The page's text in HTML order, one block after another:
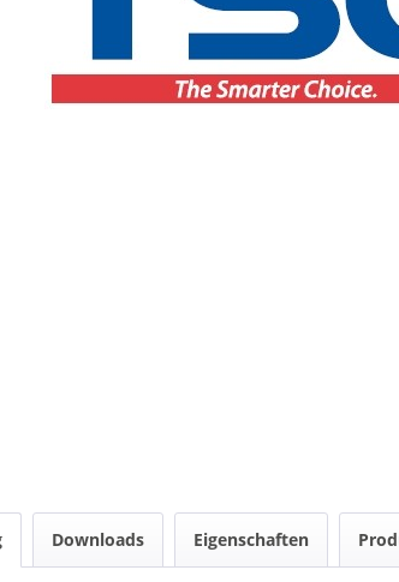
Downloads Eigenschaften